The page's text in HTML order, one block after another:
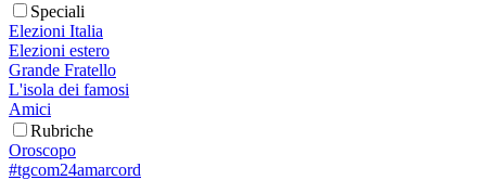
Speciali
Elezioni Italia
Elezioni estero
Grande Fratello
L'isola dei famosi
Amici
Rubriche
Oroscopo
#tgcom24amarcord